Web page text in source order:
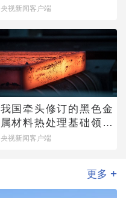
央视新闻客户端
我国牵头修订的黑色金
属材料热处理基础领域
国际标准发布
央视新闻客户端
更多 +